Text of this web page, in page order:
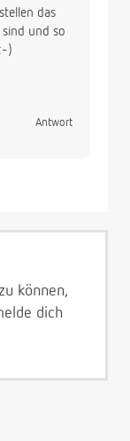
das
und so
)
Antwort
können,
dich